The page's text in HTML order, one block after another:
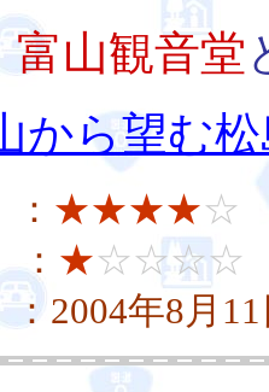
富山観音堂
から望む
★★★★☆
★☆☆☆☆
2004年8月